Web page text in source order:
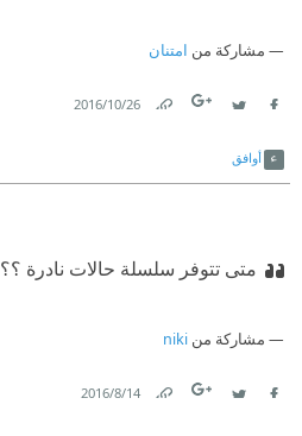
مشاركة من امتنان
26‏/10‏/2016
أوافق
متى تتوفر سلسلة حالات نادرة ؟؟
مشاركة من niki
14‏/8‏/2016